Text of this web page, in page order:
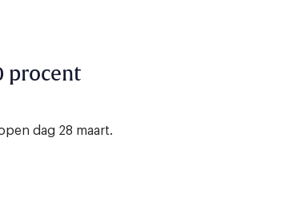
procent
dag 28 maart.